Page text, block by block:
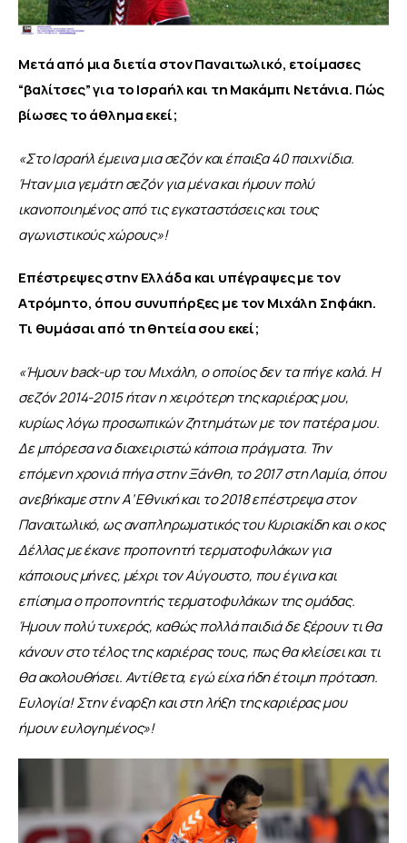
Μετά από μια διετία στον Παναιτωλικό, ετοίμασες
“βαλίτσες” για το Ισραήλ και τη Μακάμπι Νετάνια. Πώς
βίωσες το άθλημα εκεί;
«Στο Ισραήλ έμεινα μια σεζόν και έπαιξα 40 παιχνίδια.
Ήταν μια γεμάτη σεζόν για μένα και ήμουν πολύ
ικανοποιημένος από τις εγκαταστάσεις και τους
αγωνιστικούς χώρους»!
Επέστρεψες στην Ελλάδα και υπέγραψες με τον
Ατρόμητο, όπου συνυπήρξες με τον Μιχάλη Σηφάκη.
Τι θυμάσαι από τη θητεία σου εκεί;
«Ήμουν back-up του Μιχάλη, ο οποίος δεν τα πήγε καλά. Η
σεζόν 2014-2015 ήταν η χειρότερη της καριέρας μου,
κυρίως λόγω προσωπικών ζητημάτων με τον πατέρα μου.
Δε μπόρεσα να διαχειριστώ κάποια πράγματα. Την
επόμενη χρονιά πήγα στην Ξάνθη, το 2017 στη Λαμία, όπου
ανεβήκαμε στην Α’ Εθνική και το 2018 επέστρεψα στον
Παναιτωλικό, ως αναπληρωματικός του Κυριακίδη και ο κος
Δέλλας με έκανε προπονητή τερματοφυλάκων για
κάποιους μήνες, μέχρι τον Αύγουστο, που έγινα και
επίσημα ο προπονητής τερματοφυλάκων της ομάδας.
Ήμουν πολύ τυχερός, καθώς πολλά παιδιά δε ξέρουν τι θα
κάνουν στο τέλος της καριέρας τους, πως θα κλείσει και τι
θα ακολουθήσει. Αντίθετα, εγώ είχα ήδη έτοιμη πρόταση.
Ευλογία! Στην έναρξη και στη λήξη της καριέρας μου
ήμουν ευλογημένος»!